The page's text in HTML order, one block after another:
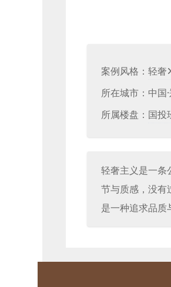
案例风格： 轻奢
所在城市： 中国
所属楼盘： 国投
轻奢主义是一条
节与质感，没有
是一种追求品质